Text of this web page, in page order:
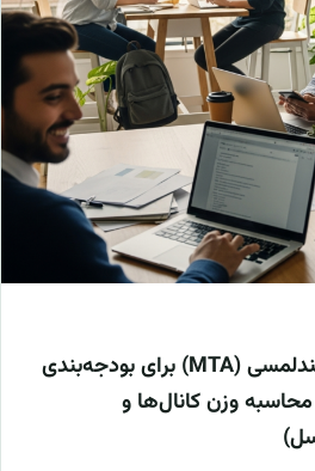
مدل‌سازی اتریبیوشن چندلمسی (MTA) برای بودجه‌بندی
وزن کانال‌ها و